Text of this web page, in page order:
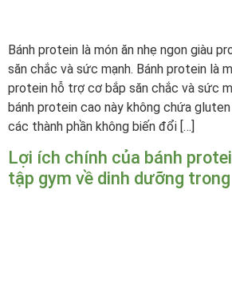
Bánh protein là món ăn nhẹ ngon giàu
săn chắc và sức mạnh. Bánh protein là
protein hỗ trợ cơ bắp săn chắc và sức
bánh protein cao này không chứa
các thành phần không biến đổi […]
Lợi ích chính của bánh
tập gym về dinh dưỡng trong